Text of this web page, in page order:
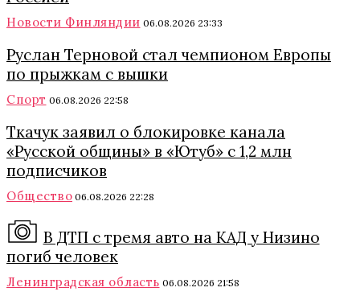
Новости Финляндии 06.08.2026 23:33
Руслан Терновой стал чемпионом Европы
по прыжкам с вышки
Спорт 06.08.2026 22:58
Ткачук заявил о блокировке канала
«Русской общины» в «Ютуб» с 1,2 млн
подписчиков
Общество 06.08.2026 22:28
В ДТП с тремя авто на КАД у Низино
погиб человек
Ленинградская область 06.08.2026 21:58